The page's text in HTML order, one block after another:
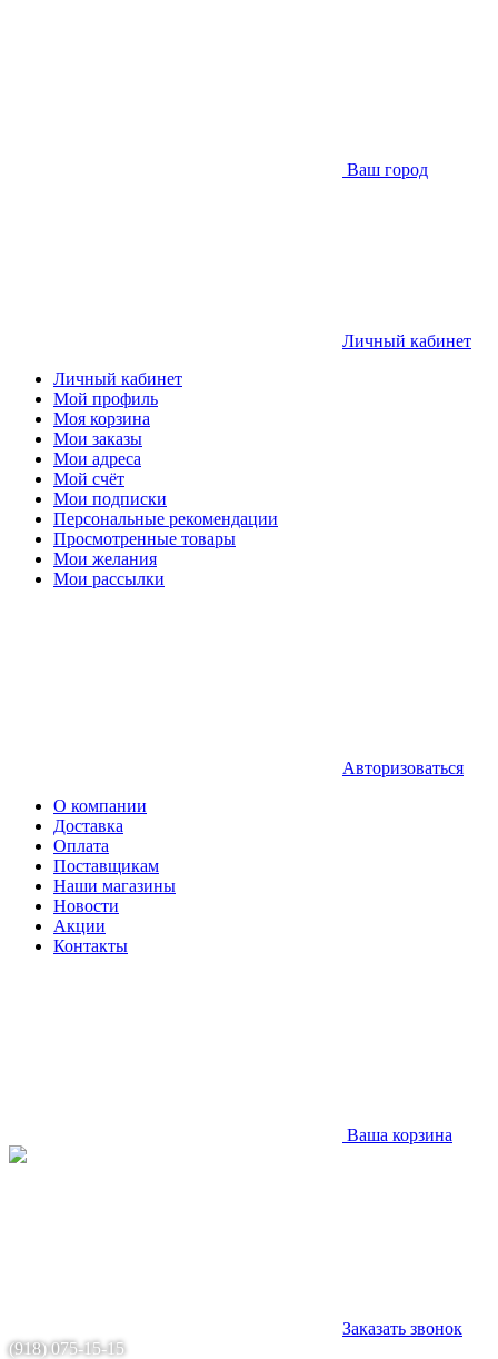
Ваш город
Личный кабинет
Личный кабинет
Мой профиль
Моя корзина
Мои заказы
Мои адреса
Мой счёт
Мои подписки
Персональные рекомендации
Просмотренные товары
Мои желания
Мои рассылки
Авторизоваться
О компании
Доставка
Оплата
Поставщикам
Наши магазины
Новости
Акции
Контакты
Ваша корзина
Заказать звонок
(918) 075-15-15